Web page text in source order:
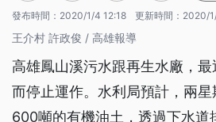
發布時間： 2020/1/4 12:18 更新時間： 2020/
王介村 許政俊 / 高雄報導
高雄鳳山溪污水跟再生水廠，
而停止運作。水利局預計，兩
600噸的有機油土，透過下水道